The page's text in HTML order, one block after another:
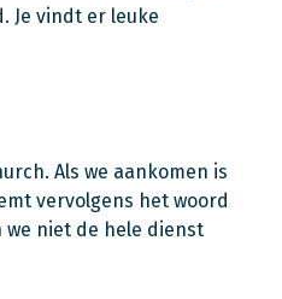
Je vindt er leuke
Als we aankomen is
vervolgens het woord
niet de hele dienst